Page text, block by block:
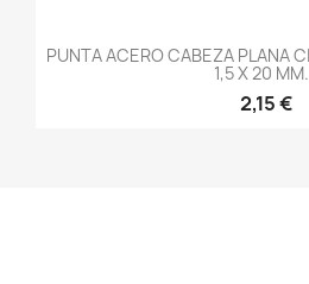
PUNTA ACERO CABEZA PLANA
1,5 X 20
2,15 €